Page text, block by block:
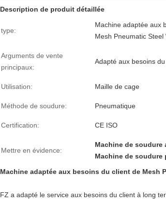
Description de produit détaillée
type:
Machine adaptée aux
Mesh Pneumatic
Arguments de vente
principaux:
Adapté aux besoins
Utilisation: Maille de cage
Méthode de soudure: Pneumatique
Certification: CE ISO
Mettre en évidence:
Machine de soudure
Machine de soudure
Machine adaptée aux besoins du client de Mesh
FZ a adapté le service aux besoins du client à long